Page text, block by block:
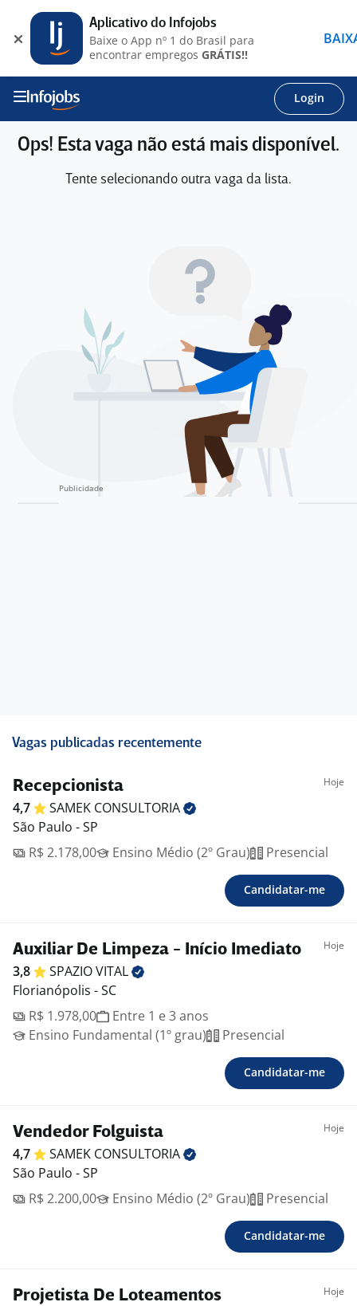
Login
Ops! Esta vaga não está mais disponível.
Tente selecionando outra vaga da lista.
Vagas publicadas recentemente
Recepcionista Hoje
4,7 SAMEK CONSULTORIA
São Paulo - SP
R$ 2.178,00
Ensino Médio (2º Grau) Presencial
Candidatar-me
Auxiliar De Limpeza - Início Imediato Hoje
3,8 SPAZIOVITAL
Florianópolis - SC
R$ 1.978,00
Entre 1 e 3 anos
Ensino Fundamental (1º grau)
Presencial
Candidatar-me
Vendedor Folguista Hoje
4,7 SAMEK CONSULTORIA
São Paulo - SP
R$ 2.200,00
Ensino Médio (2º Grau) Presencial
Candidatar-me
Projetista De Loteamentos Hoje
Aplicativo do Infojobs
Baixe o App nº 1 do Brasil para
encontrar empregos GRÁTIS!!